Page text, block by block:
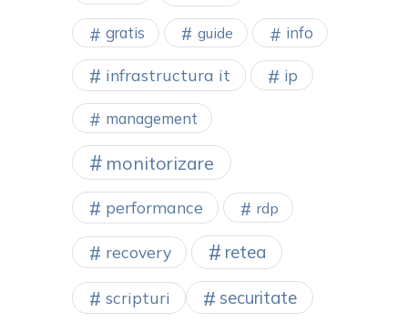
gratis guide info
infrastructura it ip
management
monitorizare
performance rdp
recovery retea
scripturi securitate